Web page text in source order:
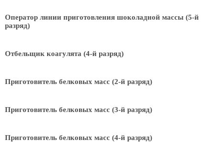
Оператор линии приготовления шоколадной массы (5-й
разряд)
Отбельщик коагулята (4-й разряд)
Приготовитель белковых масс (2-й разряд)
Приготовитель белковых масс (3-й разряд)
Приготовитель белковых масс (4-й разряд)